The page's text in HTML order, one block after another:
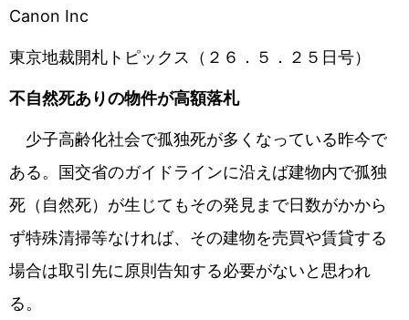
Canon Inc
東京地裁開札トピックス（２６．５．２５日号）
不自然死ありの物件が高額落札
少子高齢化社会で孤独死が多くなっている昨今で
ある。国交省のガイドラインに沿えば建物内で孤独
死（自然死）が生じてもその発見まで日数がかから
ず特殊清掃等なければ、その建物を売買や賃貸する
場合は取引先に原則告知する必要がないと思われ
る。